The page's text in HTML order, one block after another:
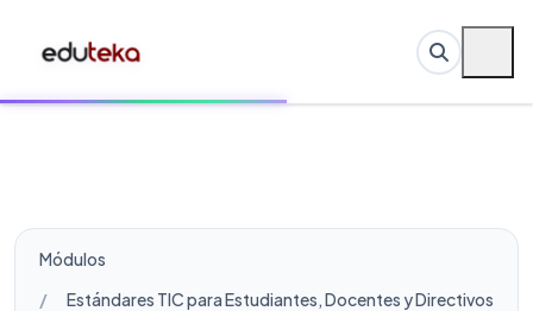
Módulos
Estándares TIC para Estudiantes, Docentes y Directivos